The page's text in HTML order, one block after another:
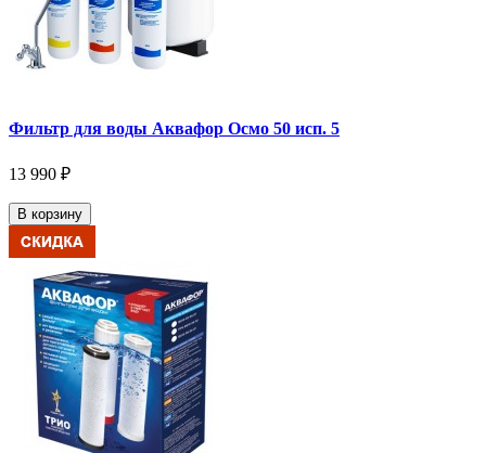
Фильтр для воды Аквафор Осмо 50 исп. 5
13 990 ₽
В корзину